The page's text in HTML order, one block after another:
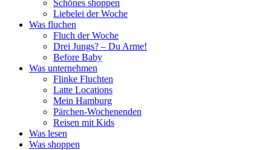
Schönes shoppen
Liebelei der Woche
Was fluchen
Fluch der Woche
Drei Jungs? – Du Arme!
Before Baby
Was unternehmen
Flinke Fluchten
Latte Locations
Mein Hamburg
Pärchen-Wochenenden
Reisen mit Kids
Was lesen
Was shoppen